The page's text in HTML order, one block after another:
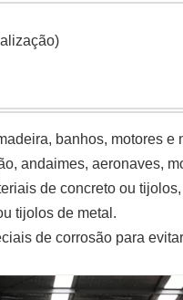
banhos, motores e
andaimes, aeronaves,
de concreto ou
tijolos de metal.
de corrosão para